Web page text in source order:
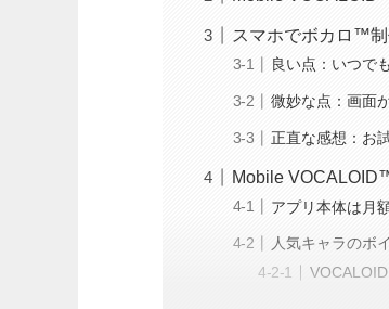
スマホでボカロ™
良い点：いつで
微妙な点：画面
正直な感想：お
Mobile
アプリ本体は月
人気キャラのボ